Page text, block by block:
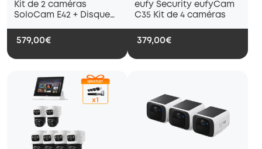
Kit de 2 caméras
SoloCam E42 + Disque
579,00€
eufy Security eufyCam
C35 Kit de 4 caméras
379,00€